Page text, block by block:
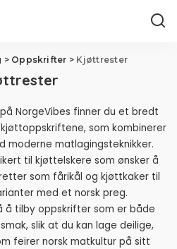
> Oppskrifter > Kjøttrester
NorgeVibes finner du et bredt
som kombinerer
moderne matlagingsteknikker.
til kjøttelskere som ønsker å
som fårikål og kjøttkaker til
med et norsk preg.
å tilby oppskrifter som er både
slik at du kan lage deilige,
feirer norsk matkultur på sitt